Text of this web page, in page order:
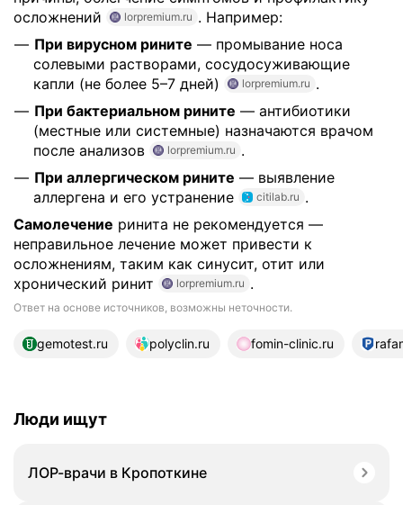
осложнений
lorpremium.ru . Например:
При вирусном рините — промывание носа
солевыми растворами, сосудосуживающие
капли (не более 5–7 дней)
lorpremium.ru .
При бактериальном рините — антибиотики
(местные или системные) назначаются врачом
после анализов
lorpremium.ru .
При аллергическом рините — выявление
аллергена и его устранение
citilab.ru .
Самолечение ринита не рекомендуется —
неправильное лечение может привести к
осложнениям, таким как синусит, отит или
хронический ринит
lorpremium.ru .
Ответ на основе источников, возможны неточности.
19 источников
gemotest.ru polyclin.ru fomin-clinic.ru
Люди ищут
ЛОР-врачи в Кропоткине